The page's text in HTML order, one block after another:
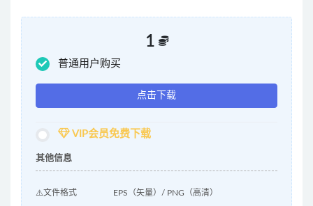
1
普通用户购买
点击下载
VIP会员免费下载
其他信息
⚠️文件格式 EPS（矢量）/ PNG（高清）